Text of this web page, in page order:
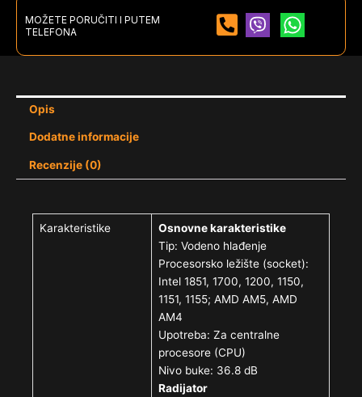
MOŽETE PORUČITI I PUTEM
TELEFONA
Opis
Dodatne informacije
Recenzije (0)
Karakteristike
Osnovne karakteristike
Tip: Vodeno hlađenje
Procesorsko ležište (socket):
Intel 1851, 1700, 1200, 1150,
1151, 1155; AMD AM5, AMD
AM4
Upotreba: Za centralne
procesore (CPU)
Nivo buke: 36.8 dB
Radijator